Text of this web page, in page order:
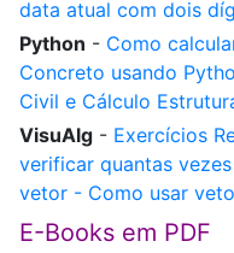
data atual com dois
Python - Como
Concreto usando
Civil e Cálculo
VisuAlg - Exercícios
verificar quantas
vetor - Como usar
E-Books em PDF